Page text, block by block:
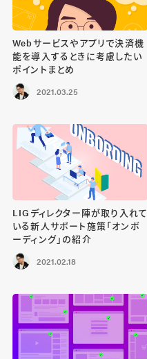
Webサービスやアプリで決済機
能を導入するときに考慮したい
ポイントまとめ
2021.03.25
LIGディレクター陣が取り入れて
いる新人サポート施策「オンボ
ーディング」の紹介
2021.02.18